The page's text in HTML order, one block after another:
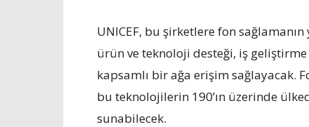
UNICEF, bu şirketlere fon
ürün ve teknoloji desteği, iş
kapsamlı bir ağa erişim sağlayacak.
bu teknolojilerin 190’ın üzerinde
sunabilecek.